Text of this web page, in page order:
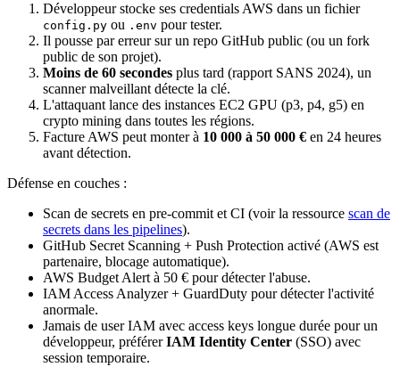
Développeur stocke ses credentials AWS dans un fichier
config.py ou .env pour tester.
Il pousse par erreur sur un repo GitHub public (ou un fork
public de son projet).
Moins de 60 secondes plus tard (rapport SANS 2024), un
scanner malveillant détecte la clé.
L'attaquant lance des instances EC2 GPU (p3, p4, g5) en
crypto mining dans toutes les régions.
Facture AWS peut monter à 10 000 à 50 000 € en 24 heures
avant détection.
Défense en couches :
Scan de secrets en pre-commit et CI (voir la ressource scan de
secrets dans les pipelines).
GitHub Secret Scanning + Push Protection activé (AWS est
partenaire, blocage automatique).
AWS Budget Alert à 50 € pour détecter l'abuse.
IAM Access Analyzer + GuardDuty pour détecter l'activité
anormale.
Jamais de user IAM avec access keys longue durée pour un
développeur, préférerIAM Identity Center (SSO) avec
session temporaire.